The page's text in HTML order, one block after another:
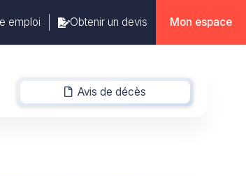
emploi Obtenir un devis Mon espace
Avis de décès
-